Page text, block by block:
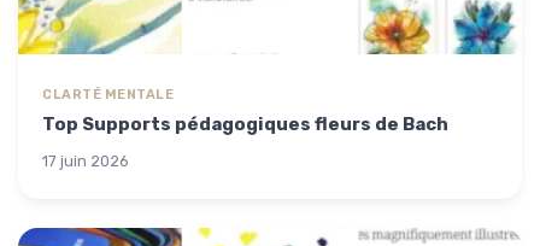
CLARTÉ MENTALE
Top Supports pédagogiques fleurs de Bach
17 juin 2026